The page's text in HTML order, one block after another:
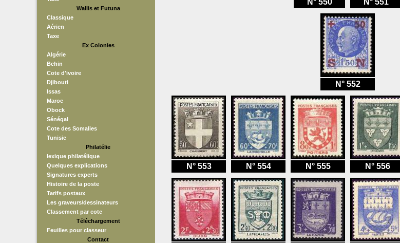
Wallis et Futuna
Classique
Aérien
Taxe
Ex Colonies
Algérie
Behin
Cote d'ivoire
Djibouti
Issas
Maroc
Obock
Sénégal
Cote des Somalies
Tunisie
Philatélie
lexique philatélique
Quelques explications
Signatures experts
Histoire de la poste
Tarifs postaux
Les graveurs/dessinateurs
Classement par cote
Téléchargement
Feuilles pour classeur
Contact
N° 550 N° 551
N° 552
N° 553 N° 554 N° 555 N° 556